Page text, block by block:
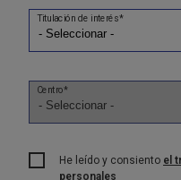
Titulación de interés*
Centro*
He leído y consiento el
personales